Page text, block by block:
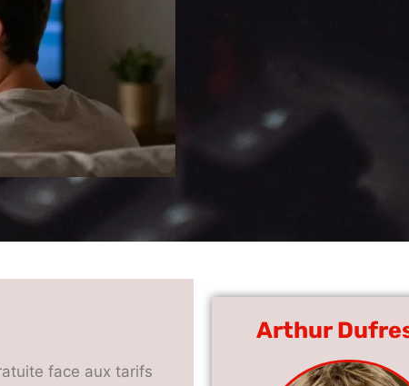
face aux tarifs
Arthur